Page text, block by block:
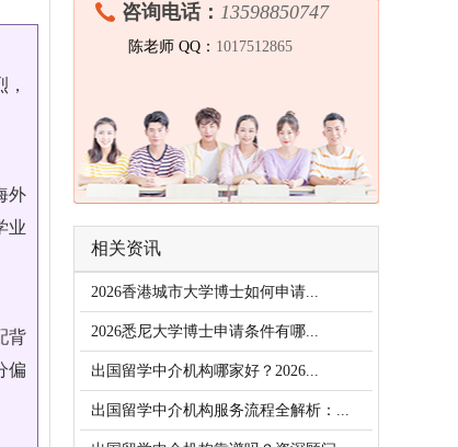
外
业
背
偏
咨询电话： 13598850747
陈老师 QQ： 1017512865
相关资讯
2026香港城市大学博士如何申请...
2026悉尼大学博士申请条件有哪...
出国留学中介机构哪家好？2026...
出国留学中介机构服务流程全解析：...